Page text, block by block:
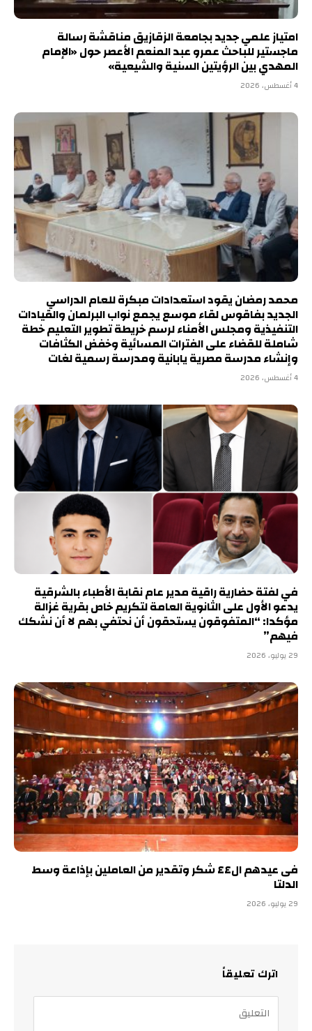
امتياز علمي جديد بجامعة الزقازيق مناقشة رسالة
ماجستير للباحث عمرو عبد المنعم الأعصر حول «الإمام
المهدي بين الرؤيتين السنية والشيعية»
4 أغسطس، 2026
محمد رمضان يقود استعدادات مبكرة للعام الدراسي
الجديد بفاقوس لقاء موسع يجمع نواب البرلمان والقيادات
التنفيذية ومجلس الأمناء لرسم خريطة تطوير التعليم خطة
شاملة للقضاء على الفترات المسائية وخفض الكثافات
وإنشاء مدرسة مصرية يابانية ومدرسة رسمية لغات
4 أغسطس، 2026
في لفتة حضارية راقية مدير عام نقابة الأطباء بالشرقية
يدعو الأول على الثانوية العامة لتكريم خاص بقرية غزالة
مؤكدا: “المتفوقون يستحقون أن نحتفي بهم لا أن نشكك
فيهم”
29 يوليو، 2026
فى عيدهم ال٤٤ شكر وتقدير من العاملين بإذاعة وسط
الدلتا
29 يوليو، 2026
اترك تعليقاً